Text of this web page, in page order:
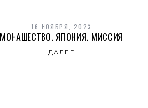
16 НОЯБРЯ, 2023
МОНАШЕСТВО. ЯПОНИЯ. МИССИЯ
ДАЛЕЕ